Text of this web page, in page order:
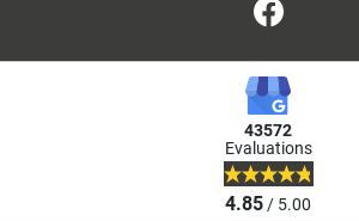
43572
Evaluations
4.85/ 5.00